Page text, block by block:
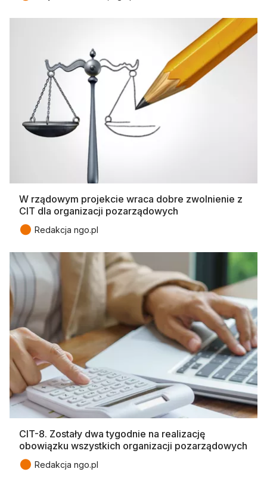
W rządowym projekcie wraca dobre zwolnienie z
CIT dla organizacji pozarządowych
● Redakcja ngo.pl
CIT-8. Zostały dwa tygodnie na realizację
obowiązku wszystkich organizacji pozarządowych
● Redakcja ngo.pl